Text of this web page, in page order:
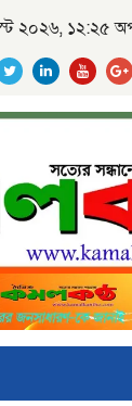
২০২৬, ১২:২৫